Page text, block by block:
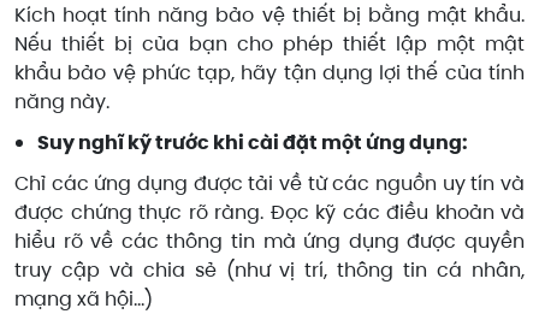
Kích hoạt tính năng bảo vệ thiết bị bằng mật khẩu.
Nếu thiết bị của bạn cho phép thiết lập một mật
khẩu bảo vệ phức tạp, hãy tận dụng lợi thế của tính
năng này.
Suy nghĩ kỹ trước khi cài đặt một ứng dụng:
Chỉ các ứng dụng được tải về từ các nguồn uy tín và
được chứng thực rõ ràng. Đọc kỹ các điều khoản và
hiểu rõ về các thông tin mà ứng dụng được quyền
truy cập và chia sẻ (như vị trí, thông tin cá nhân,
mạng xã hội…)